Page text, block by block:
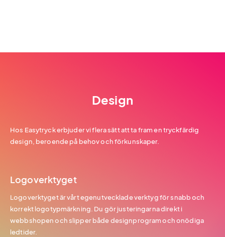
Design
Hos Easytryck erbjuder vi flera sätt att ta fram en tryckfärdig
design, beroende på behov och förkunskaper.
Logoverktyget
Logoverktyget är vårt egenutvecklade verktyg för snabb och
korrekt logotypmärkning. Du gör justeringarna direkt i
webbshopen och slipper både designprogram och onödiga
ledtider.